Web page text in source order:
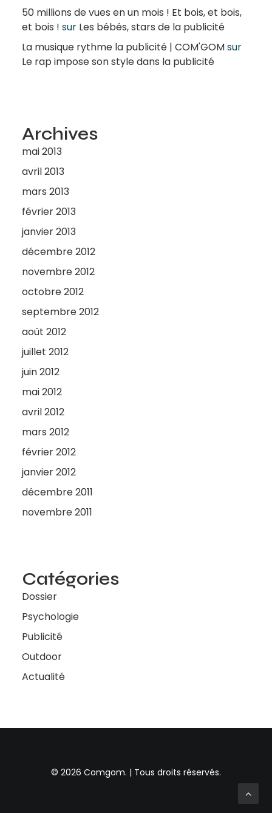
50 millions de vues en un mois ! Et bois, et bois,
et bois ! sur Les bébés, stars de la publicité
La musique rythme la publicité | COM'GOMsur
Le rap impose son style dans la publicité
Archives
mai 2013
avril 2013
mars 2013
février 2013
janvier 2013
décembre 2012
novembre 2012
octobre 2012
septembre 2012
août 2012
juillet 2012
juin 2012
mai 2012
avril 2012
mars 2012
février 2012
janvier 2012
décembre 2011
novembre 2011
Catégories
Dossier
Psychologie
Publicité
Outdoor
Actualité
© 2026 Comgom. | Tous droits réservés.